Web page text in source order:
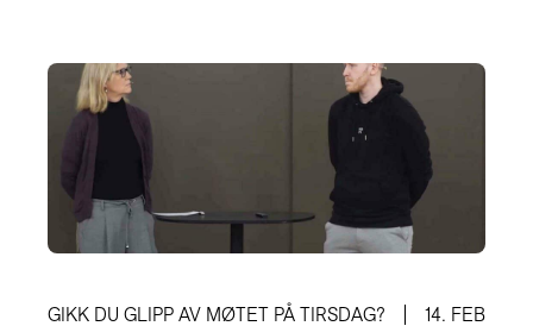
GIKK DU GLIPP AV MØTET PÅ TIRSDAG?
14. FEB